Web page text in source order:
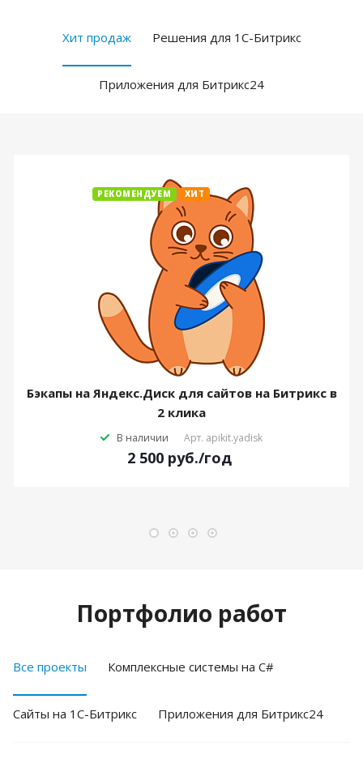
Хит продаж Решения для 1С-Битрикс
Приложения для Битрикс24
РЕКОМЕНДУЕМ ХИТ
Бэкапы на Яндекс.Диск для сайтов на Битрикс в
2 клика
В наличии Арт. apikit.yadisk
2 500 руб./год
Портфолио работ
Все проекты Комплексные системы на C#
Cайты на 1С-Битрикс Приложения для Битрикс24